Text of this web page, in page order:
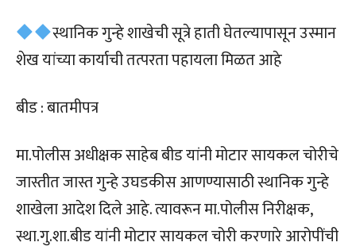
स्थानिक गुन्हे शाखेची सूत्रे हाती घेतल्यापासून उस्मान
शेख यांच्या कार्याची तत्परता पहायला मिळत आहे
बीड : बातमीपत्र
मा.पोलीस अधीक्षक साहेब बीड यांनी मोटार सायकल चोरीचे
जास्तीत जास्त गुन्हे उघडकीस आणण्यासाठी स्थानिक गुन्हे
शाखेला आदेश दिले आहे. त्यावरून मा.पोलीस निरीक्षक,
स्था.गु.शा.बीड यांनी मोटार सायकल चोरी करणारे आरोपींची